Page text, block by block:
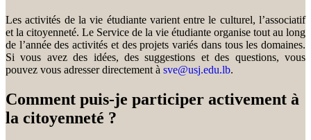
Les activités de la vie étudiante varient entre le culturel, l’associatif
et la citoyenneté. Le Service de la vie étudiante organise tout au long
de l’année des activités et des projets variés dans tous les domaines.
Si vous avez des idées, des suggestions et des questions, vous
pouvez vous adresser directement à sve@usj.edu.lb.
Comment puis-je participer activement à
la citoyenneté ?